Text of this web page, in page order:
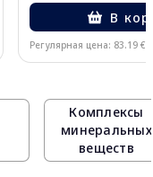
В
Регулярная цена: 83.19 €
Комплексы
минеральных
веществ